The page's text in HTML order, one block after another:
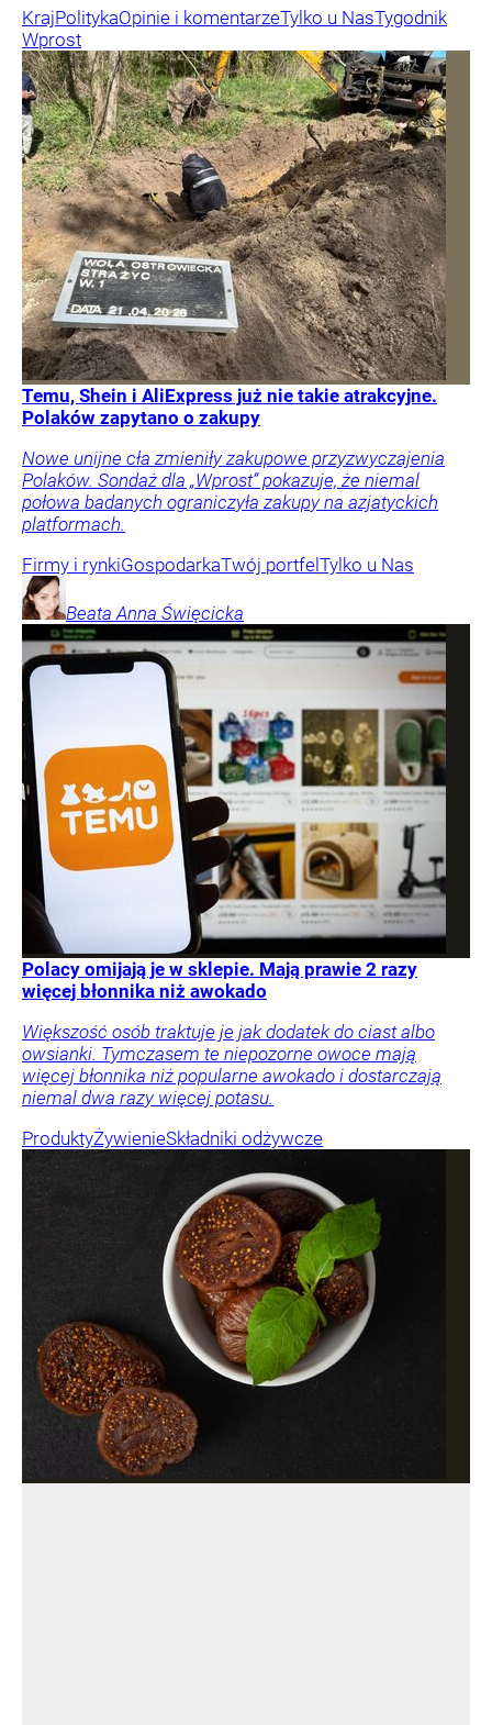
KrajPolitykaOpinie i komentarzeTylko u NasTygodnik
Wprost
Temu, Shein i AliExpress już nie takie atrakcyjne.
Polaków zapytano o zakupy
Nowe unijne cła zmieniły zakupowe przyzwyczajenia
Polaków. Sondaż dla „Wprost” pokazuje, że niemal
połowa badanych ograniczyła zakupy na azjatyckich
platformach.
Firmy i rynkiGospodarkaTwój portfelTylko u Nas
Beata Anna Święcicka
Polacy omijają je w sklepie. Mają prawie 2 razy
więcej błonnika niż awokado
Większość osób traktuje je jak dodatek do ciast albo
owsianki. Tymczasem te niepozorne owoce mają
więcej błonnika niż popularne awokado i dostarczają
niemal dwa razy więcej potasu.
ProduktyŻywienieSkładniki odżywcze